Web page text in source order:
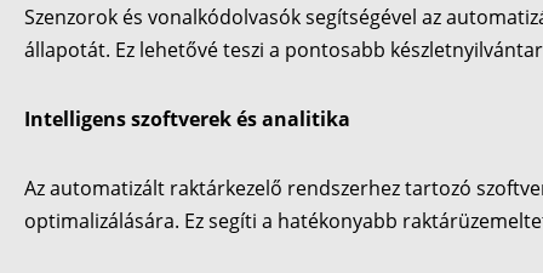
Szenzorok és vonalkódolvasók segítségével az
állapotát. Ez lehetővé teszi a pontosabb
Intelligens szoftverek és analitika
Az automatizált raktárkezelő rendszerhez tartozó
optimalizálására. Ez segíti a hatékonyabb